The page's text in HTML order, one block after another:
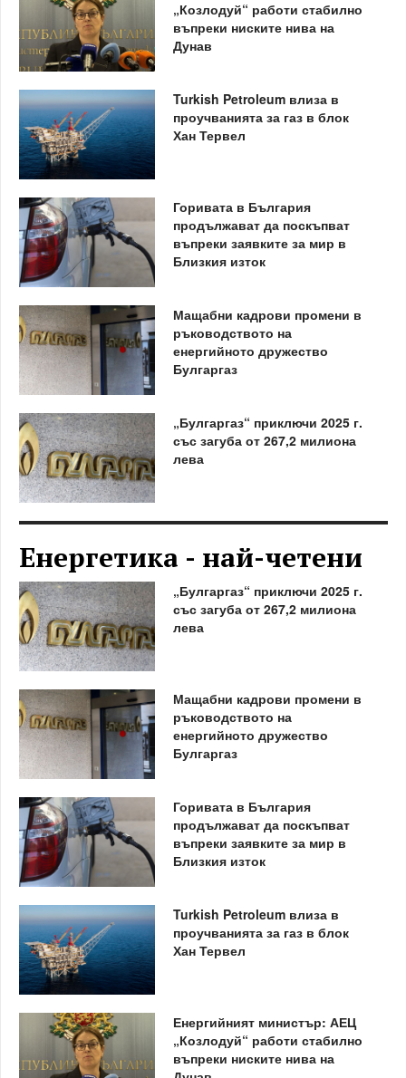
„Козлодуй“ работи стабилно
въпреки ниските нива на
Дунав
Turkish Petroleum влиза в
проучванията за газ в блок
Хан Тервел
Горивата в България
продължават да поскъпват
въпреки заявките за мир в
Близкия изток
Мащабни кадрови промени в
ръководството на
енергийното дружество
Булгаргаз
„Булгаргаз“ приключи 2025 г.
със загуба от 267,2 милиона
лева
Енергетика - най-четени
„Булгаргаз“ приключи 2025 г.
със загуба от 267,2 милиона
лева
Мащабни кадрови промени в
ръководството на
енергийното дружество
Булгаргаз
Горивата в България
продължават да поскъпват
въпреки заявките за мир в
Близкия изток
Turkish Petroleum влиза в
проучванията за газ в блок
Хан Тервел
Енергийният министър: АЕЦ
„Козлодуй“ работи стабилно
въпреки ниските нива на